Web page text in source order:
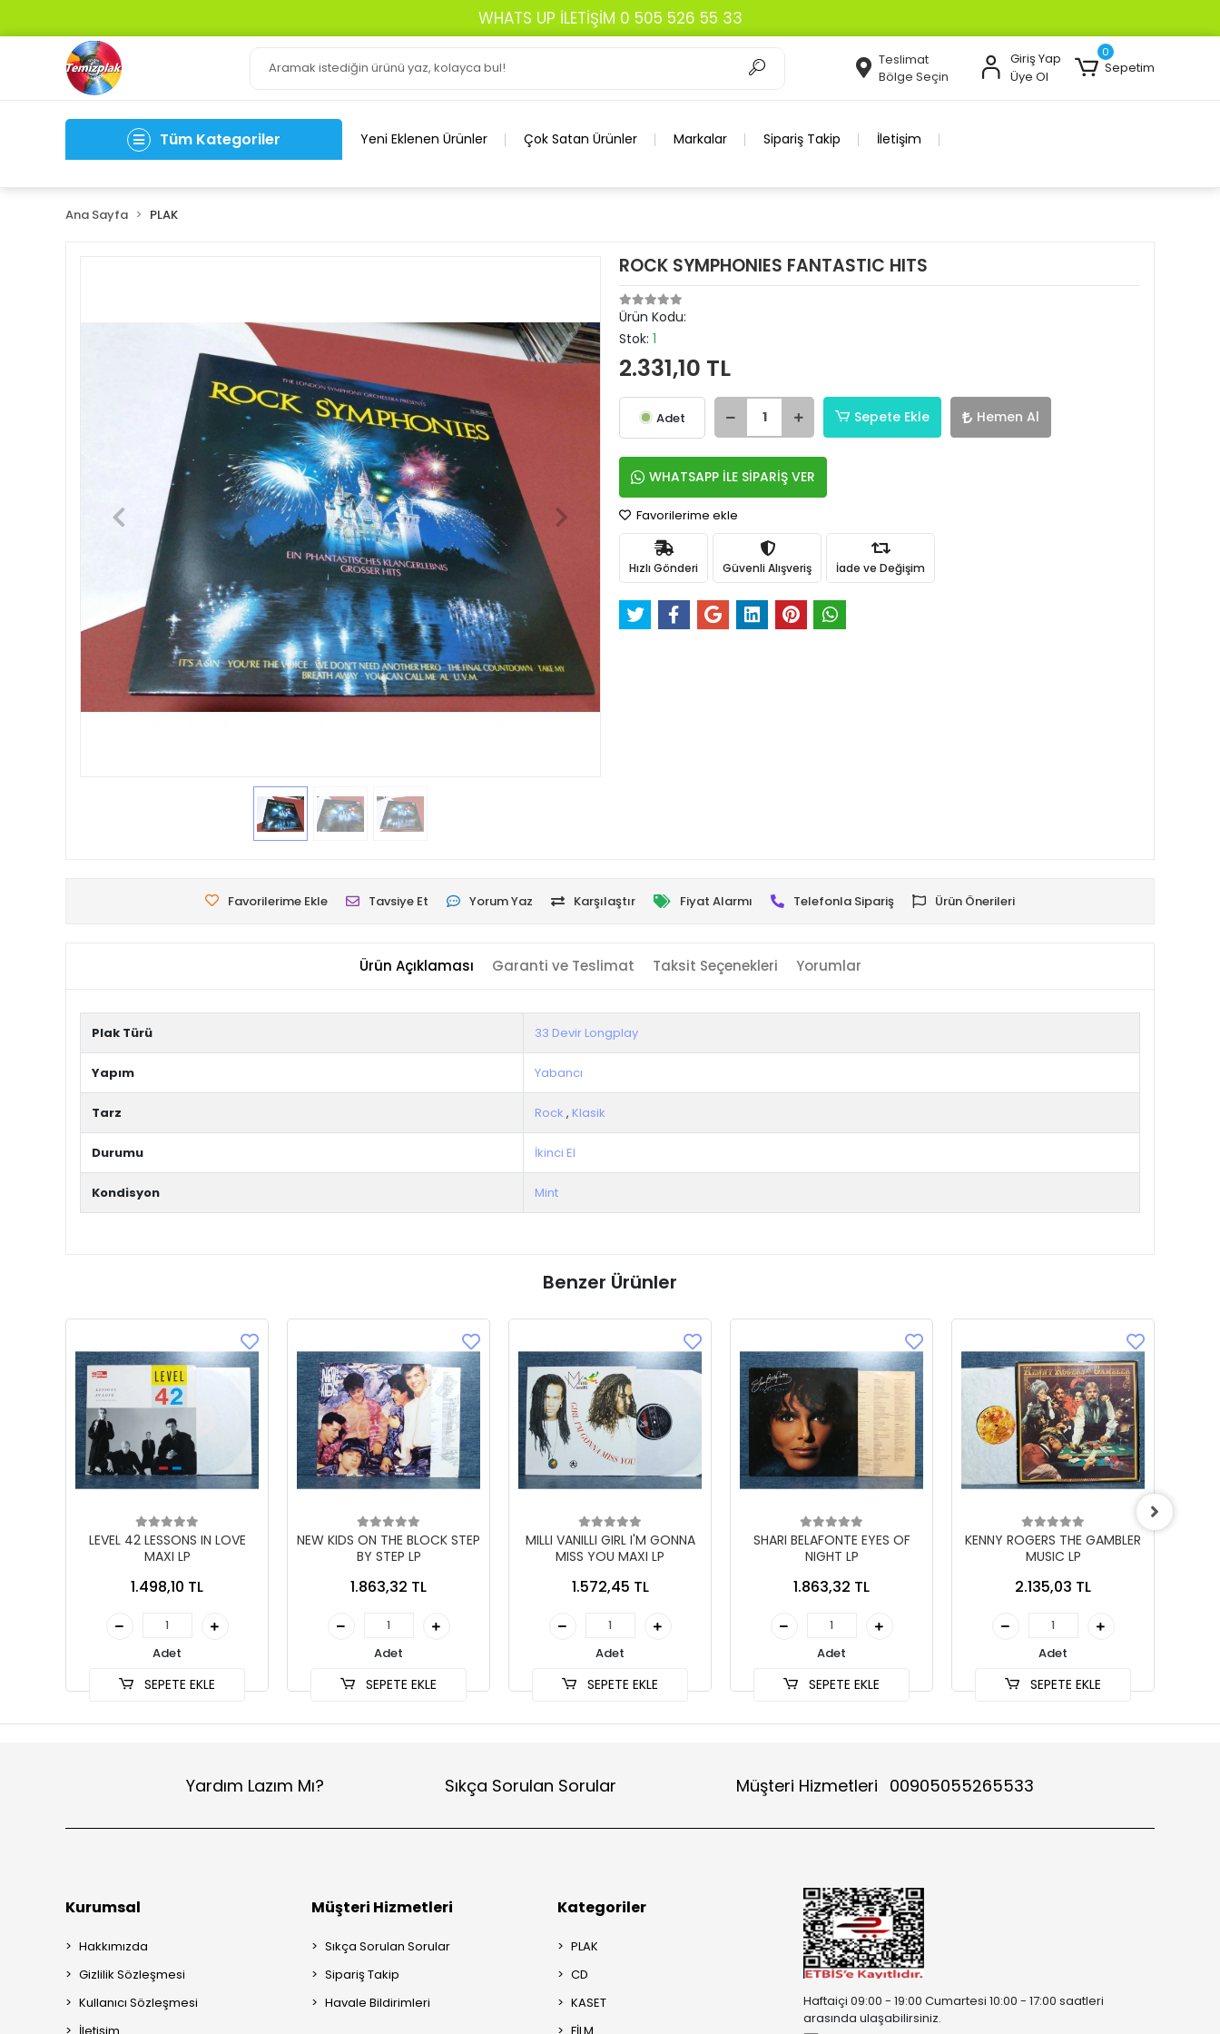
WHATS UP İLETİŞİM 0 505 526 55 33
Teslimat
Bölge Seçin
Giriş Yap
Üye Ol
0
Sepetim
Tüm Kategoriler Yeni Eklenen Ürünler Çok Satan Ürünler Markalar Sipariş Takip İletişim
Ana Sayfa PLAK
ROCK SYMPHONIES FANTASTIC HITS
Ürün Kodu:
Stok: 1
2.331,10 TL
Adet Sepete Ekle Hemen Al
WHATSAPP İLE SİPARİŞ VER
Favorilerime ekle
Hızlı Gönderi Güvenli Alışveriş İade ve Değişim
Favorilerime Ekle Tavsiye Et Yorum Yaz Karşılaştır Fiyat Alarmı Telefonla Sipariş Ürün Önerileri
Ürün Açıklaması Garanti ve Teslimat Taksit Seçenekleri Yorumlar
Plak Türü 33 Devir Longplay
Yapım Yabancı
Tarz Rock , Klasik
Durumu İkinci El
Kondisyon Mint
Benzer Ürünler
LEVEL 42 LESSONS IN LOVE
MAXI LP
1.498,10 TL
Adet
SEPETE EKLE
NEW KIDS ON THE BLOCK STEP
BY STEP LP
1.863,32 TL
Adet
SEPETE EKLE
MILLI VANILLI GIRL I'M GONNA
MISS YOU MAXI LP
1.572,45 TL
Adet
SEPETE EKLE
SHARI BELAFONTE EYES OF
NIGHT LP
1.863,32 TL
Adet
SEPETE EKLE
KENNY ROGERS THE GAMBLER
MUSIC LP
2.135,03 TL
Adet
SEPETE EKLE
Yardım Lazım Mı? Sıkça Sorulan Sorular Müşteri Hizmetleri 00905055265533
Kurumsal
Hakkımızda
Gizlilik Sözleşmesi
Kullanıcı Sözleşmesi
Müşteri Hizmetleri
Sıkça Sorulan Sorular
Sipariş Takip
Havale Bildirimleri
Kategoriler
PLAK
CD
KASET
Haftaiçi 09:00 - 19:00 Cumartesi 10:00 - 17:00 saatleri
arasında ulaşabilirsiniz.